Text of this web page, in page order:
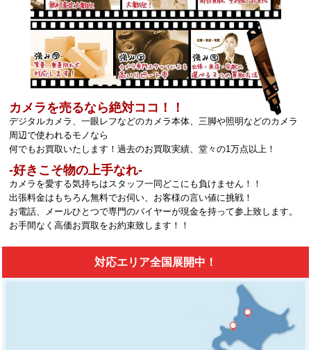
カメラを売るなら絶対ココ！！
デジタルカメラ、一眼レフなどのカメラ本体、三脚や照明などのカメラ
周辺で使われるモノなら
何でもお買取いたします！過去のお買取実績、堂々の1万点以上！
‐好きこそ物の上手なれ‐
カメラを愛する気持ちはスタッフ一同どこにも負けません！！
出張料金はもちろん無料でお伺い、お客様の言い値に挑戦！
お電話、メールひとつで専門のバイヤーが現金を持って参上致します。
お手間なく高価お買取をお約束致します！！
対応エリア全国展開中！